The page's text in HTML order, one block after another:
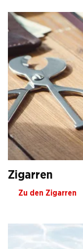
Zigarren
Zu den Zigarren